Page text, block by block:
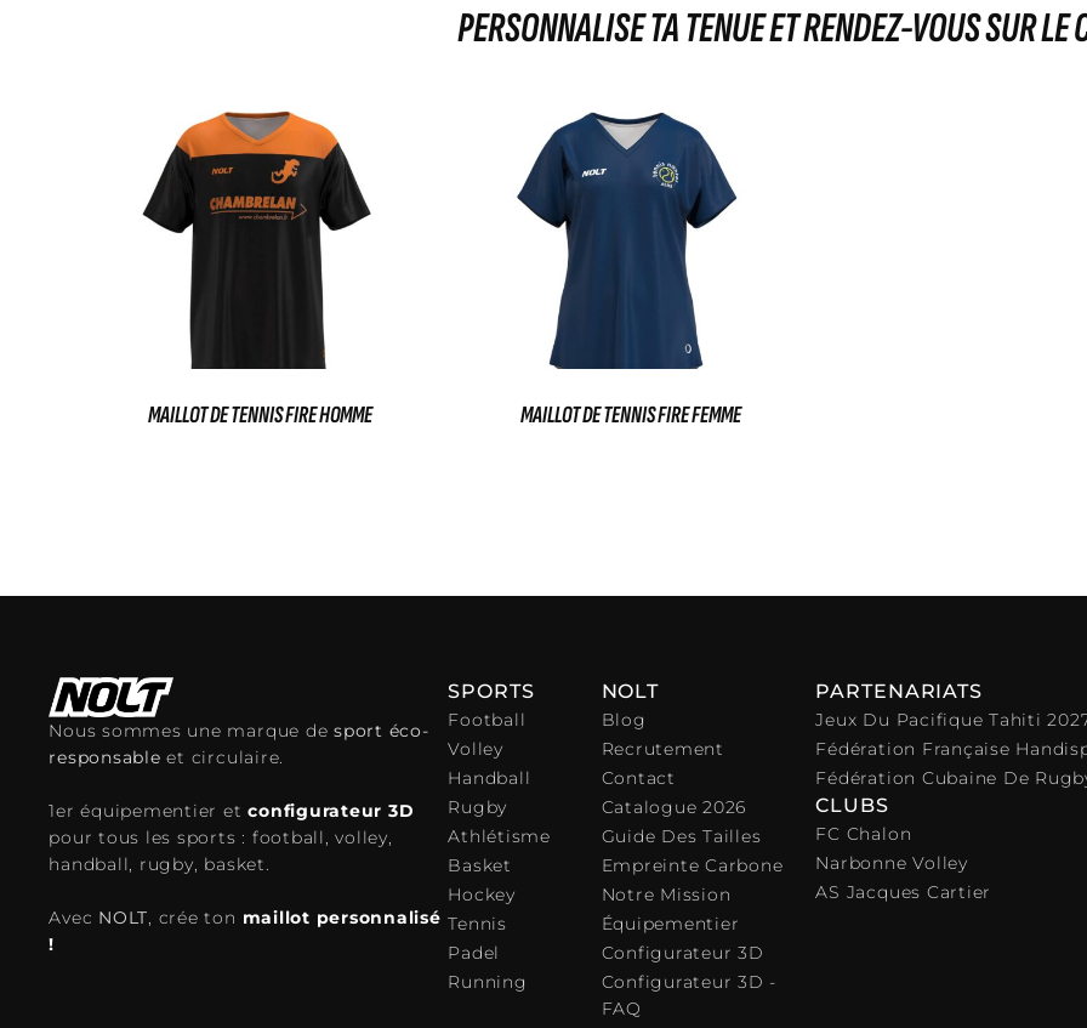
PERSONNALISE TA TENUE ET RENDEZ-VOUS SUR LE
MAILLOT DE TENNIS FIRE HOMME MAILLOT DE TENNIS FIRE FEMME
Nous sommes une marque desport éco-
responsable et circulaire.
1er équipementier etconfigurateur 3D
pour tous les sports : football, volley,
handball, rugby, basket.
Avec NOLT, crée ton maillot personnalisé
!
SPORTS
Football
Volley
Handball
Rugby
Athlétisme
Basket
Hockey
Tennis
Padel
Running
NOLT
Blog
Recrutement
Contact
Catalogue 2026
Guide Des Tailles
Empreinte Carbone
Notre Mission
Équipementier
Configurateur 3D
Configurateur 3D -
FAQ
PARTENARIATS
Jeux Du Pacifique Tahiti
Fédération Française
Fédération Cubaine De
CLUBS
FC Chalon
Narbonne Volley
AS Jacques Cartier